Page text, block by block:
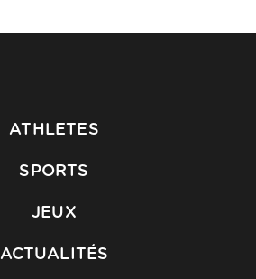
ATHLETES
SPORTS
JEUX
ACTUALITÉS